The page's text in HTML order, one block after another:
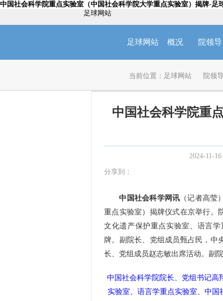
中国社会科学院重点实验室（中国社会科学院大学重点实验室）揭牌-足
足球网站
足球网站 概况 院领导
当前位置： 足球网站 院领
中国社会科学院重
2024-11-16
分享到：
中国社会科学网讯 （记者高莹
重点实验室）揭牌仪式在京举行。
文化遗产保护重点实验室、语言
牌。副院长、党组成员甄占民，中
长、党组成员赵志敏出席活动。副
中国社会科学院院长、党组书记高
实验室、语言学重点实验室、中